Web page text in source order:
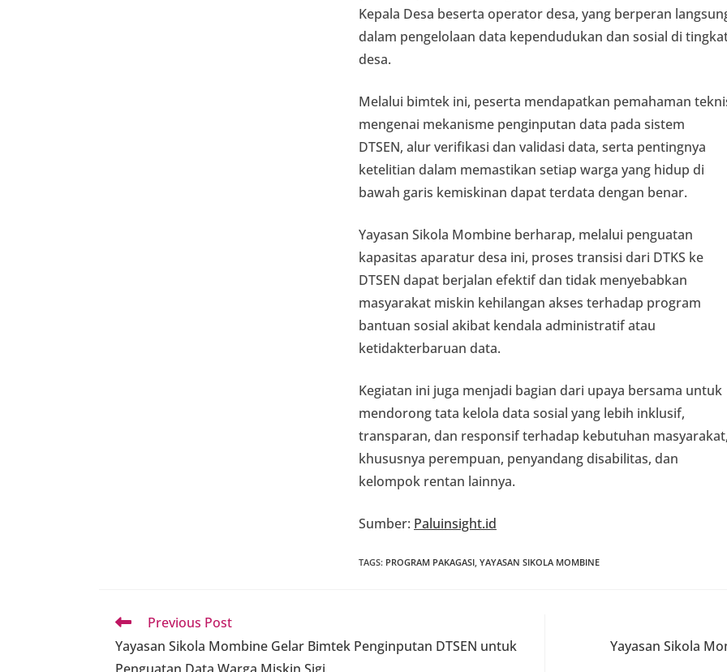
Kepala Desa beserta operator desa, yang berperan
dalam pengelolaan data kependudukan dan sosial di
desa.
Melalui bimtek ini, peserta mendapatkan pemahaman
mengenai mekanisme penginputan data pada sistem
DTSEN, alur verifikasi dan validasi data, serta pentingnya
ketelitian dalam memastikan setiap warga yang hidup di
bawah garis kemiskinan dapat terdata dengan benar.
Yayasan Sikola Mombine berharap, melalui penguatan
kapasitas aparatur desa ini, proses transisi dari DTKS ke
DTSEN dapat berjalan efektif dan tidak menyebabkan
masyarakat miskin kehilangan akses terhadap program
bantuan sosial akibat kendala administratif atau
ketidakterbaruan data.
Kegiatan ini juga menjadi bagian dari upaya bersama untuk
mendorong tata kelola data sosial yang lebih inklusif,
transparan, dan responsif terhadap kebutuhan
khususnya perempuan, penyandang disabilitas, dan
kelompok rentan lainnya.
Sumber: Paluinsight.id
TAGS: PROGRAM PAKAGASI, YAYASAN SIKOLA MOMBINE
Read
articles
Previous Post
Yayasan Sikola Mombine Gelar Bimtek Penginputan DTSEN untuk
Yayasan Sikola